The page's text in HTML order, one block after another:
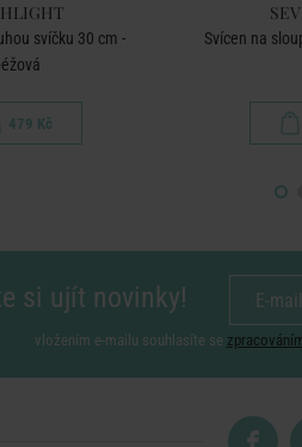
svíčku 30 cm -
479 Kč
Svícen na
si ujít novinky!
vložením e-mailu souhlasíte se